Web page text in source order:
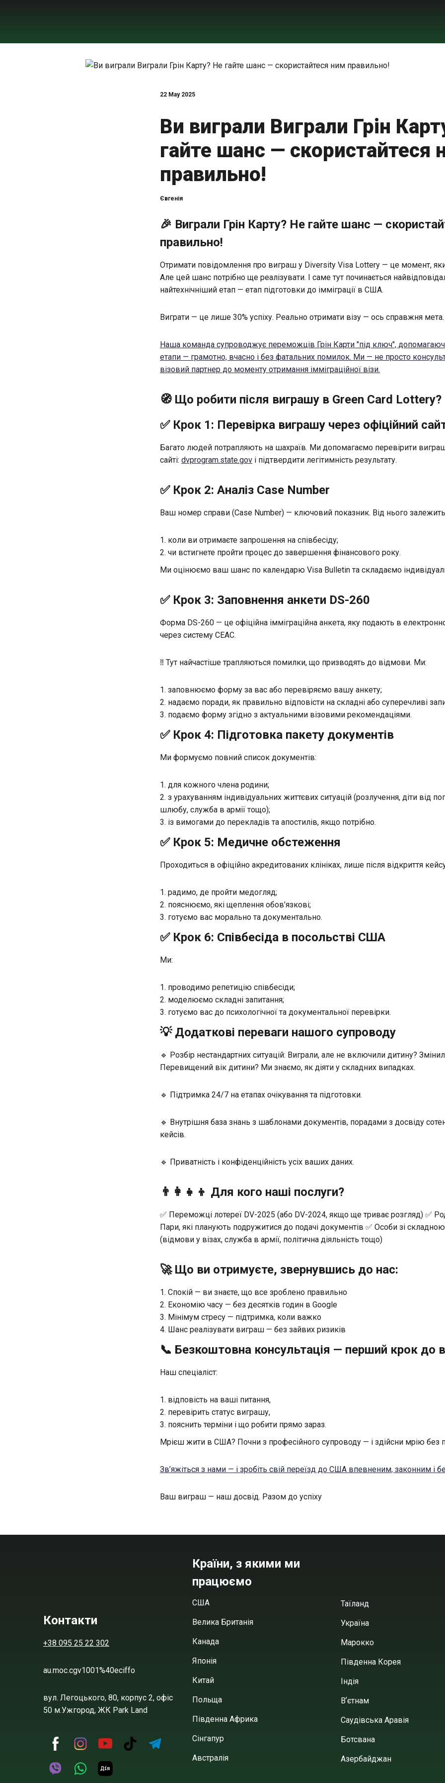
22 May 2025
Ви виграли Виграли Грін
гайте шанс — скористайтеся
правильно!
Євгенія
🎉 Виграли Грін Карту? Не гайте шанс —
правильно!
Отримати повідомлення про виграш у Diversity Visa Lottery — це момент,
Але цей шанс потрібно ще реалізувати. І саме тут починається
найтехнічніший етап — етап підготовки до імміграції в США.
Виграти — це лише 30% успіху. Реально отримати візу — ось справжня мета.
Наша команда супроводжує переможців Грін Карти "під ключ",
етапи — грамотно, вчасно і без фатальних помилок. Ми — не просто
візовий партнер до моменту отримання імміграційної візи.
🧭 Що робити після виграшу в Green Card Lottery?
✅ Крок 1: Перевірка виграшу через офіційний
Багато людей потрапляють на шахраїв. Ми допомагаємо перевірити
сайті: dvprogram.state.gov і підтвердити легітимність результату.
✅ Крок 2: Аналіз Case Number
Ваш номер справи (Case Number) — ключовий показник. Від нього
коли ви отримаєте запрошення на співбесіду;
чи встигнете пройти процес до завершення фінансового року.
Ми оцінюємо ваш шанс по календарю Visa Bulletin та складаємо
✅ Крок 3: Заповнення анкети DS-260
Форма DS-260 — це офіційна імміграційна анкета, яку подають в
через систему CEAC.
‼️ Тут найчастіше трапляються помилки, що призводять до відмови. Ми:
заповнюємо форму за вас або перевіряємо вашу анкету;
надаємо поради, як правильно відповісти на складні або суперечливі
подаємо форму згідно з актуальними візовими рекомендаціями.
✅ Крок 4: Підготовка пакету документів
Ми формуємо повний список документів:
для кожного члена родини;
з урахуванням індивідуальних життєвих ситуацій (розлучення, діти від
шлюбу, служба в армії тощо);
із вимогами до перекладів та апостилів, якщо потрібно.
✅ Крок 5: Медичне обстеження
Проходиться в офіційно акредитованих клініках, лише після відкриття
радимо, де пройти медогляд;
пояснюємо, які щеплення обов’язкові;
готуємо вас морально та документально.
✅ Крок 6: Співбесіда в посольстві США
Ми:
проводимо репетицію співбесіди;
моделюємо складні запитання;
готуємо вас до психологічної та документальної перевірки.
💡 Додаткові переваги нашого супроводу
🔹 Розбір нестандартних ситуацій: Виграли, але не включили дитину?
Перевищений вік дитини? Ми знаємо, як діяти у складних випадках.
🔹 Підтримка 24/7 на етапах очікування та підготовки.
🔹 Внутрішня база знань з шаблонами документів, порадами з досвіду
кейсів.
🔹 Приватність і конфіденційність усіх ваших даних.
👨‍👩‍👧‍👦 Для кого наші послуги?
✅ Переможці лотереї DV-2025 (або DV-2024, якщо ще триває розгляд) ✅
Пари, які планують подружитися до подачі документів ✅ Особи зі складною
(відмови у візах, служба в армії, політична діяльність тощо)
🚀 Що ви отримуєте, звернувшись до нас:
Спокій — ви знаєте, що все зроблено правильно
Економію часу — без десятків годин в Google
Мінімум стресу — підтримка, коли важко
Шанс реалізувати виграш — без зайвих ризиків
📞 Безкоштовна консультація — перший крок до
Наш спеціаліст:
відповість на ваші питання,
перевірить статус виграшу,
пояснить терміни і що робити прямо зараз.
Мрієш жити в США? Почни з професійного супроводу — і здійсни мрію без
Зв’яжіться з нами — і зробіть свій переїзд до США впевненим, законним і
Ваш виграш — наш досвід. Разом до успіху
Контакти
+38 095 25 22 302
au.moc.cgv1001%40eciffo
вул. Легоцького, 80, корпус 2, офіс
50 м.Ужгород, ЖК Park Land
Країни, з якими ми
працюємо
США
Велика Британія
Канада
Японія
Китай
Польща
Південна Африка
Сінгапур
Австралія
Таїланд
Україна
Марокко
Південна Корея
Індія
Вʼєтнам
Саудівська Аравія
Ботсвана
Азербайджан